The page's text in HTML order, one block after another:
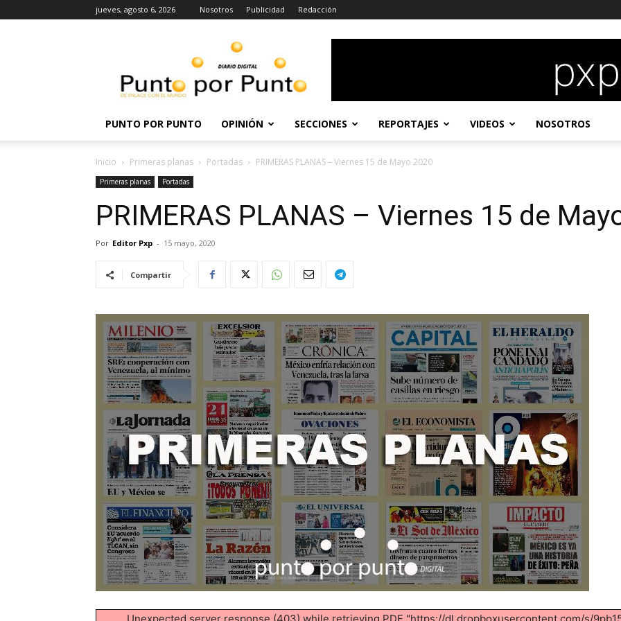
jueves, agosto 6, 2026 Nosotros Publicidad Redacción
Punto
PUNTO POR PUNTO OPINIÓN SECCIONES REPORTAJES VIDEOS NOSOTROS
Inicio Primeras planas Portadas PRIMERAS PLANAS – Viernes 15 de Mayo 2020
Primeras planas Portadas
PRIMERAS PLANAS – Viernes 15 de
Por Editor Pxp - 15 mayo, 2020
Compartir